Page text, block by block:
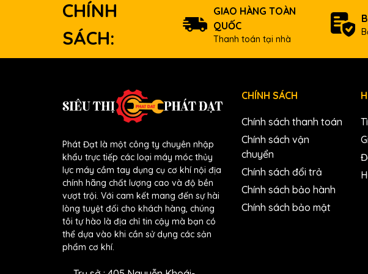
Video:
CHÍNH
SÁCH:
GIAO HÀNG TOÀN
QUỐC
Thanh toán tại nhà
Phát Đạt là một công ty chuyên nhập
khẩu trực tiếp các loại máy móc thủy
lực máy cầm tay dụng cụ cơ khí nội địa
chính hãng chất lượng cao và độ bền
vượt trội. Với cam kết mang đến sự hài
lòng tuyệt đối cho khách hàng, chúng
tôi tự hào là địa chỉ tin cậy mà bạn có
thể dựa vào khi cần sử dụng các sản
phẩm cơ khí.
CHÍNH SÁCH
Chính sách thanh toán
Chính sách vận
chuyển
Chính sách đổi trả
Chính sách bảo hành
Chính sách bảo mật